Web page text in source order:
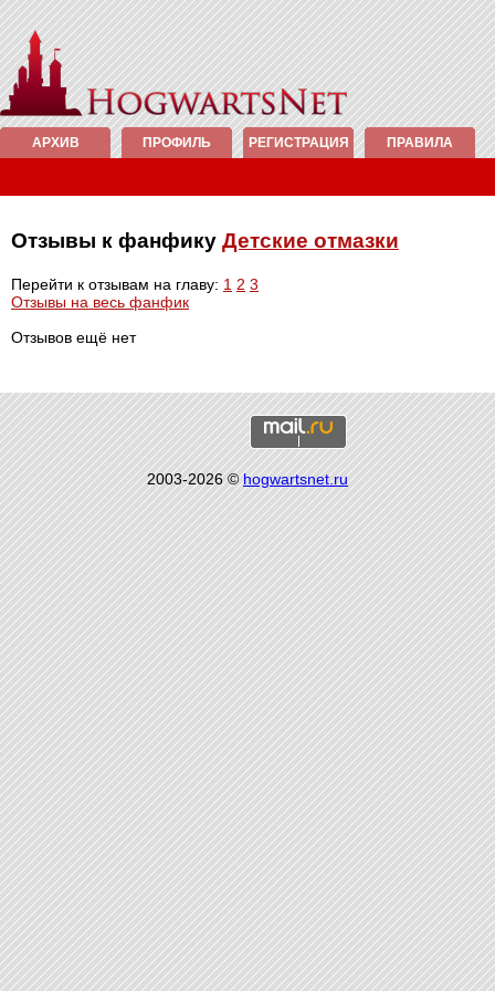
АРХИВ ПРОФИЛЬ РЕГИСТРАЦИЯ ПРАВИЛА
Отзывы к фанфику Детские отмазки
Перейти к отзывам на главу: 1 2 3
Отзывы на весь фанфик
Отзывов ещё нет
2003-2026 ©hogwartsnet.ru